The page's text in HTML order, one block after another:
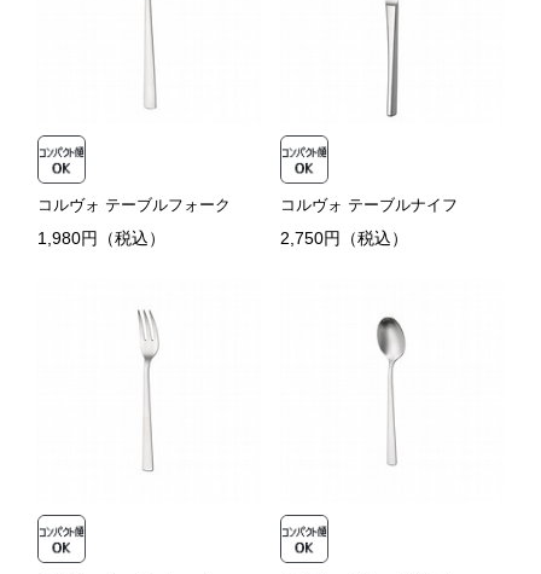
コルヴォ テーブルフォーク
1,980円（税込）
コルヴォ テーブルナイフ
2,750円（税込）